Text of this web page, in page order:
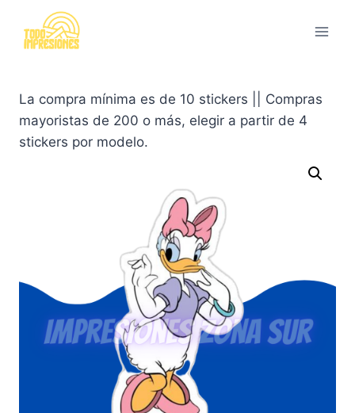
contenido
La compra mínima es de 10 stickers || Compras
mayoristas de 200 o más, elegir a partir de 4
stickers por modelo.